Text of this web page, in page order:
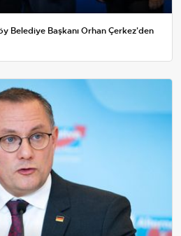
Belediye Başkanı Orhan Çerkez'den